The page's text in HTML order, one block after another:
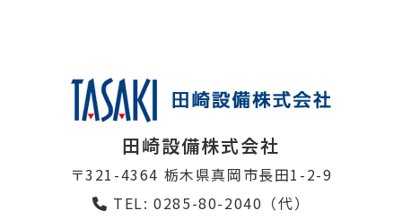
田崎設備株式会社
〒321-4364 栃木県真岡市長田1-2-9
TEL: 0285-80-2040（代）